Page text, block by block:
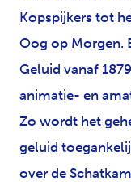
Kopspijkers tot
Oog op Morgen.
Geluid vanaf
animatie- en
Zo wordt het
geluid
over de